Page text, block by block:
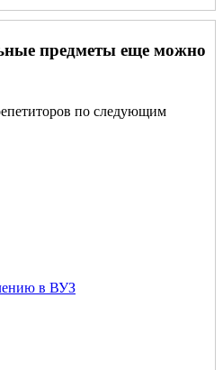
предметы еще можно
по следующим
в ВУЗ